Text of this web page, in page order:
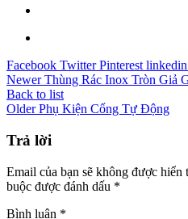
Facebook Twitter Pinterest linkedin
Newer Thùng Rác Inox Tròn Giả
Back to list
Older Phụ Kiện Cổng Tự Động
Trả lời
Email của bạn sẽ không được hiển
buộc được đánh dấu *
Bình luận *